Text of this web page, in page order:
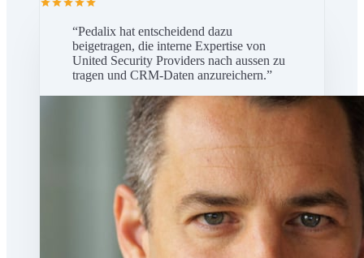
“Pedalix hat entscheidend dazu
beigetragen, die interne Expertise von
United Security Providers nach aussen zu
tragen und CRM-Daten anzureichern.”